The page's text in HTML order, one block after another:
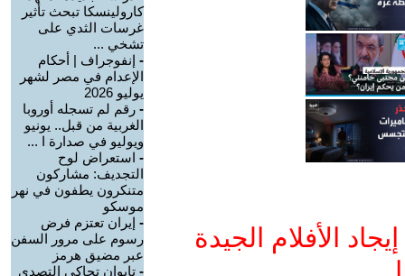
الأفلام الجيدة
كارولينسكا تبحث تأثير
غرسات الثدي على
تشخي ...
- إنفوجراف | أحكام
الإعدام في مصر لشهر
يوليو 2026
- رقم لم تسجله أوروبا
الغربية من قبل.. يونيو
ويوليو في صدارة ا ...
- استعراض لوح
التجديف: مشاركون
متنكرون يطفون في نهر
موسكو
- إيران تعتزم فرض
رسوم على مرور السفن
عبر مضيق هرمز
- تايوان تحاكي التصدي